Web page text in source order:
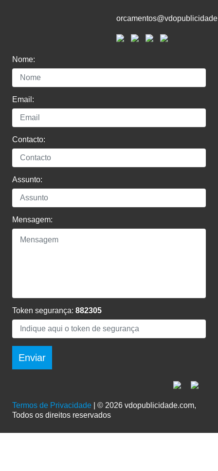
Nome:
Email:
Contacto:
Assunto:
Mensagem:
Token segurança: 882305
Enviar
Termos de Privacidade | © 2026 vdopublicidade.com,
Todos os direitos reservados